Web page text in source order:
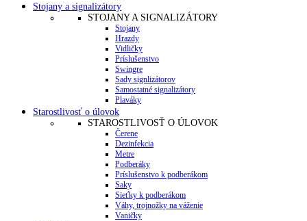
Stojany a signalizátory
STOJANY A SIGNALIZÁTORY
Stojany
Hrazdy
Vidličky
Príslušenstvo
Swingre
Sady signlizátorov
Samostatné signalizátory
Plaváky
Starostlivosť o úlovok
STAROSTLIVOSŤ O ÚLOVOK
Čerene
Dezinfekcia
Metre
Podberáky
Príslušenstvo k podberákom
Saky
Sieťky k podberákom
Váhy, trojnožky na váženie
Vaničky